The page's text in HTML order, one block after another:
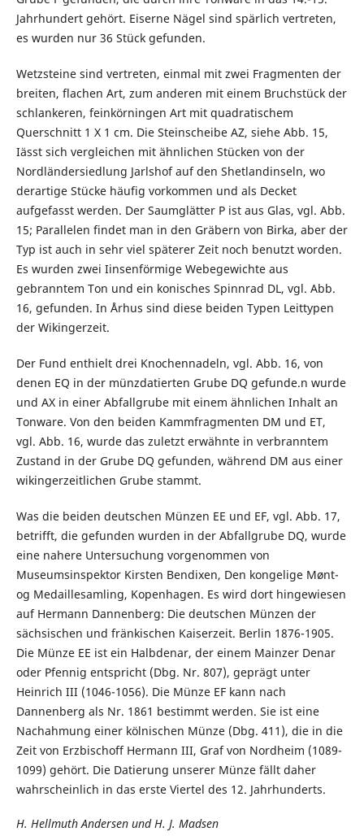
Jahrhundert gehört. Eiserne Nägel sind spärlich vertreten,
es wurden nur 36 Stück gefunden.
Wetzsteine sind vertreten, einmal mit zwei Fragmenten der
breiten, flachen Art, zum anderen mit einem Bruchstück der
schlankeren, feinkörningen Art mit quadratischem
Querschnitt 1 X 1 cm. Die Steinscheibe AZ, siehe Abb. 15,
Iässt sich vergleichen mit ähnlichen Stücken von der
Nordländersiedlung Jarlshof auf den Shetlandinseln, wo
derartige Stücke häufig vorkommen und als Decket
aufgefasst werden. Der Saumglätter P ist aus Glas, vgl. Abb.
15; Parallelen findet man in den Gräbern von Birka, aber der
Typ ist auch in sehr viel späterer Zeit noch benutzt worden.
Es wurden zwei Iinsenförmige Webegewichte aus
gebranntem Ton und ein konisches Spinnrad DL, vgl. Abb.
16, gefunden. In Århus sind diese beiden Typen Leittypen
der Wikingerzeit.
Der Fund enthielt drei Knochennadeln, vgl. Abb. 16, von
denen EQ in der münzdatierten Grube DQ gefunde.n wurde
und AX in einer Abfallgrube mit einem ähnlichen Inhalt an
Tonware. Von den beiden Kammfragmenten DM und ET,
vgl. Abb. 16, wurde das zuletzt erwähnte in verbranntem
Zustand in der Grube DQ gefunden, während DM aus einer
wikingerzeitlichen Grube stammt.
Was die beiden deutschen Münzen EE und EF, vgl. Abb. 17,
betrifft, die gefunden wurden in der Abfallgrube DQ, wurde
eine nahere Untersuchung vorgenommen von
Museumsinspektor Kirsten Bendixen, Den kongelige Mønt-
og Medaillesamling, Kopenhagen. Es wird dort hingewiesen
auf Hermann Dannenberg: Die deutschen Münzen der
sächsischen und fränkischen Kaiserzeit. Berlin 1876-1905.
Die Münze EE ist ein Halbdenar, der einem Mainzer Denar
oder Pfennig entspricht (Dbg. Nr. 807), geprägt unter
Heinrich III (1046-1056). Die Münze EF kann nach
Dannenberg als Nr. 1861 bestimmt werden. Sie ist eine
Nachahmung einer kölnischen Münze (Dbg. 411), die in die
Zeit von Erzbischoff Hermann III, Graf von Nordheim (1089-
1099) gehört. Die Datierung unserer Münze fällt daher
wahrscheinlich in das erste Viertel des 12. Jahrhunderts.
H. Hellmuth Andersen und H. J. Madsen